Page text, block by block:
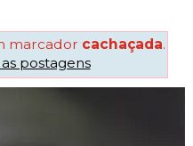
marcador cachaçada.
postagens